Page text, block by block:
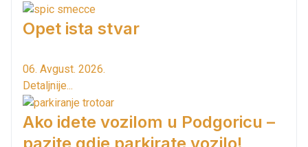
Opet ista stvar
06. Avgust. 2026.
Detaljnije...
Ako idete vozilom u Podgoricu –
pazite gdje parkirate vozilo!